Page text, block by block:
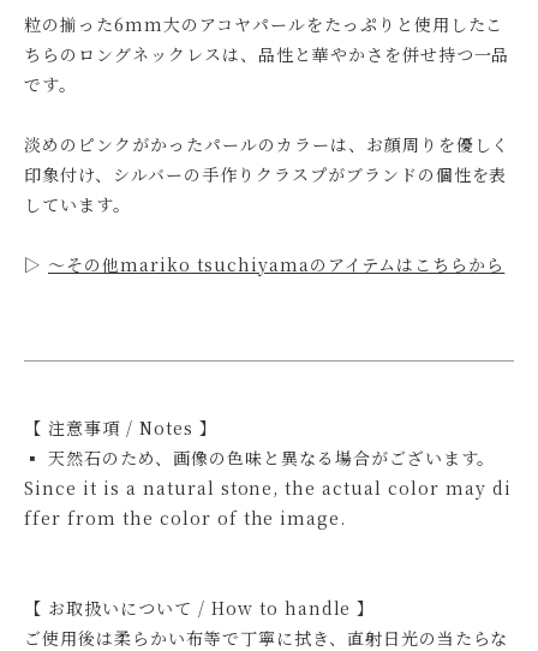
粒の揃った6mm大のアコヤパールをたっぷりと使用したこ
ちらのロングネックレスは、品性と華やかさを併せ持つ一品
です。
淡めのピンクがかったパールのカラーは、お顔周りを優しく
印象付け、シルバーの手作りクラスプがブランドの個性を表
しています。
▷ 〜その他mariko tsuchiyamaのアイテムはこちらから
【 注意事項 / Notes 】
▪ 天然石のため、画像の色味と異なる場合がございます。
Since it is a natural stone, the actual color may di
ffer from the color of the image.
【 お取扱いについて / How to handle 】
ご使用後は柔らかい布等で丁寧に拭き、直射日光の当たらな